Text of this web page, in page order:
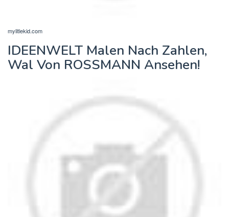
mylitlekid.com
IDEENWELT Malen Nach Zahlen,
Wal Von ROSSMANN Ansehen!